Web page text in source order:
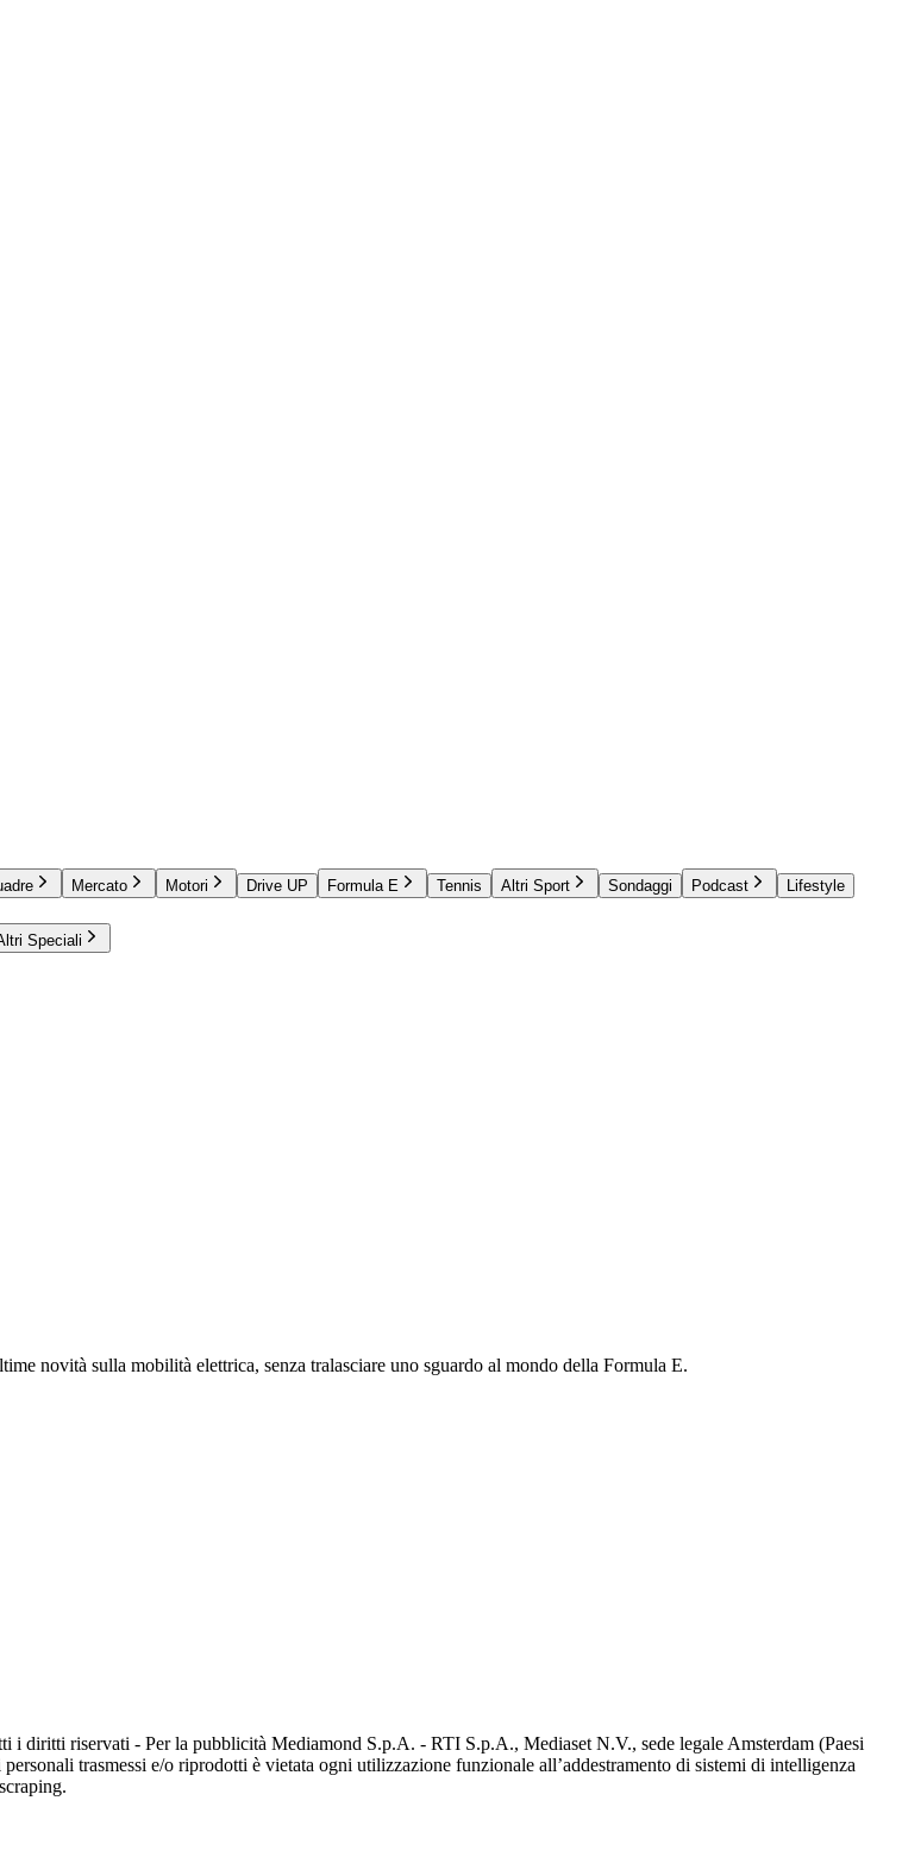
Mercato Motori Drive UP Formula E Tennis Altri Sport Sondaggi Podcast
Lifestyle
Speciali
novità sulla mobilità elettrica, senza tralasciare uno sguardo al mondo della Formula E.
i diritti riservati - Per la pubblicità Mediamond S.p.A. - RTI S.p.A., Mediaset N.V., sede legale Amsterdam (Paesi
trasmessi e/o riprodotti è vietata ogni utilizzazione funzionale all’addestramento di sistemi di intelligenza